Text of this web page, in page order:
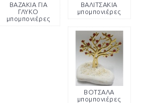
ΒΑΖΑΚΙΑ ΓΙΑ
ΓΛΥΚΟ
μπομπονιέρες
ΒΑΛΙΤΣΑΚΙΑ
μπομπονιέρες
ΒΟΤΣΑΛΑ
μπομπονιέρες